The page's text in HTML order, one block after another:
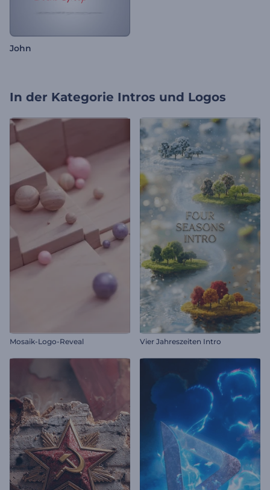
John
In der Kategorie Intros und Logos
Mosaik-Logo-Reveal Vier Jahreszeiten Intro